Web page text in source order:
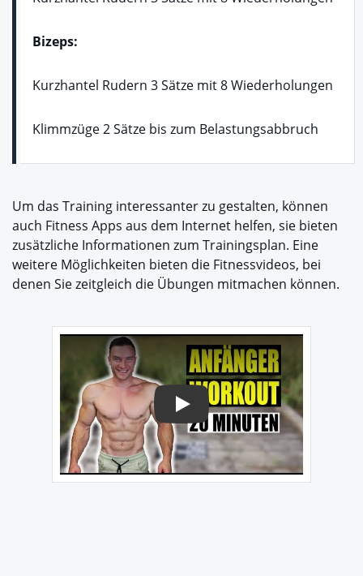
Bizeps:
Kurzhantel Rudern 3 Sätze mit 8 Wiederholungen
Klimmzüge 2 Sätze bis zum Belastungsabbruch
Um das Training interessanter zu gestalten, können
auch Fitness Apps aus dem Internet helfen, sie bieten
zusätzliche Informationen zum Trainingsplan. Eine
weitere Möglichkeiten bieten die Fitnessvideos, bei
denen Sie zeitgleich die Übungen mitmachen können.
Play